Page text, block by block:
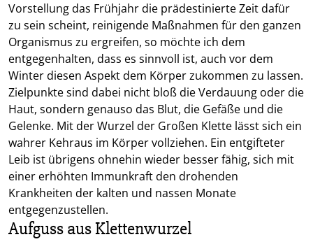
Vorstellung das Frühjahr die prädestinierte Zeit dafür
zu sein scheint, reinigende Maßnahmen für den ganzen
Organismus zu ergreifen, so möchte ich dem
entgegenhalten, dass es sinnvoll ist, auch vor dem
Winter diesen Aspekt dem Körper zukommen zu lassen.
Zielpunkte sind dabei nicht bloß die Verdauung oder die
Haut, sondern genauso das Blut, die Gefäße und die
Gelenke. Mit der Wurzel der Großen Klette lässt sich ein
wahrer Kehraus im Körper vollziehen. Ein entgifteter
Leib ist übrigens ohnehin wieder besser fähig, sich mit
einer erhöhten Immunkraft den drohenden
Krankheiten der kalten und nassen Monate
entgegenzustellen.
Aufguss aus Klettenwurzel